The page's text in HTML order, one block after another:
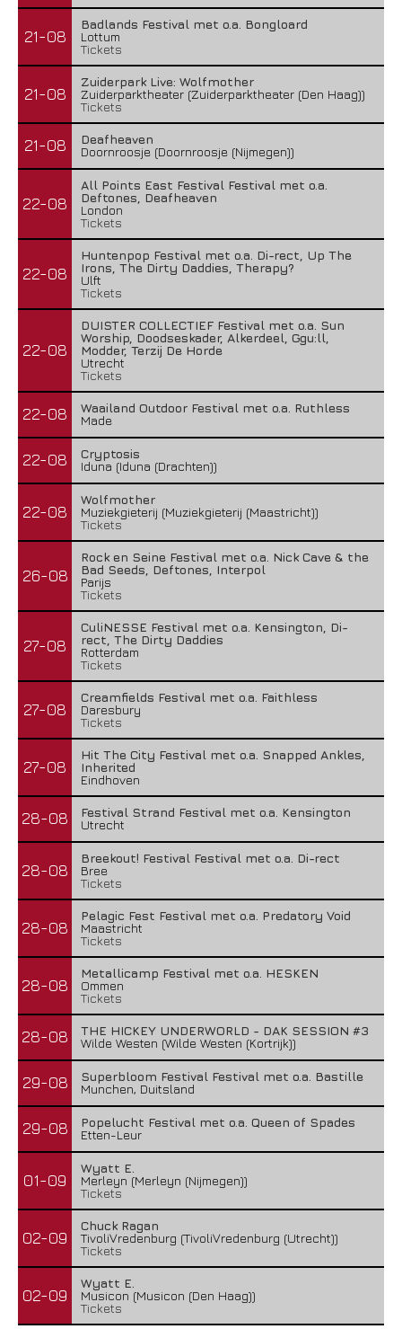
21-08
Badlands Festival met o.a. Bongloard
Lottum
Tickets
21-08
Zuiderpark Live: Wolfmother
Zuiderparktheater (Zuiderparktheater (Den Haag))
Tickets
21-08
Deafheaven
Doornroosje (Doornroosje (Nijmegen))
22-08
All Points East Festival Festival met o.a.
Deftones, Deafheaven
London
Tickets
22-08
Huntenpop Festival met o.a. Di-rect, Up The
Irons, The Dirty Daddies, Therapy?
Ulft
Tickets
22-08
DUISTER COLLECTIEF Festival met o.a. Sun
Worship, Doodseskader, Alkerdeel, Ggu:ll,
Modder, Terzij De Horde
Utrecht
Tickets
22-08
Waailand Outdoor Festival met o.a. Ruthless
Made
22-08
Cryptosis
Iduna (Iduna (Drachten))
22-08
Wolfmother
Muziekgieterij (Muziekgieterij (Maastricht))
Tickets
26-08
Rock en Seine Festival met o.a. Nick Cave & the
Bad Seeds, Deftones, Interpol
Parijs
Tickets
27-08
CuliNESSE Festival met o.a. Kensington, Di-
rect, The Dirty Daddies
Rotterdam
Tickets
27-08
Creamfields Festival met o.a. Faithless
Daresbury
Tickets
27-08
Hit The City Festival met o.a. Snapped Ankles,
Inherited
Eindhoven
28-08
Festival Strand Festival met o.a. Kensington
Utrecht
28-08
Breekout! Festival Festival met o.a. Di-rect
Bree
Tickets
28-08
Pelagic Fest Festival met o.a. Predatory Void
Maastricht
Tickets
28-08
Metallicamp Festival met o.a. HESKEN
Ommen
Tickets
28-08
THE HICKEY UNDERWORLD - DAK SESSION #3
Wilde Westen (Wilde Westen (Kortrijk))
29-08
Superbloom Festival Festival met o.a. Bastille
Munchen, Duitsland
29-08
Popelucht Festival met o.a. Queen of Spades
Etten-Leur
01-09
Wyatt E.
Merleyn (Merleyn (Nijmegen))
Tickets
02-09
Chuck Ragan
TivoliVredenburg (TivoliVredenburg (Utrecht))
Tickets
02-09
Wyatt E.
Musicon (Musicon (Den Haag))
Tickets